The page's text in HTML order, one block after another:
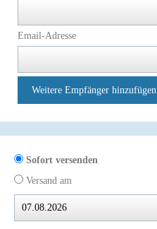
Email-Adresse
Weitere Empfänger hinzufügen
Sofort versenden
Versand am